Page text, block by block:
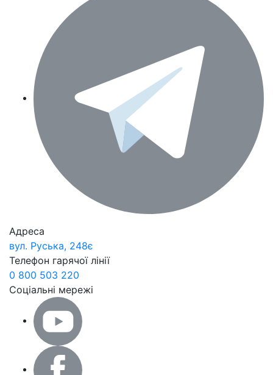
Адреса
вул. Руська, 248є
Телефон гарячої лінії
0 800 503 220
Соціальні мережі